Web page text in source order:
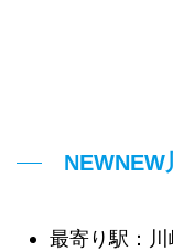
最寄り駅：